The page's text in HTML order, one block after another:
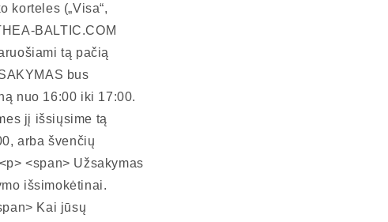
korteles („Visa“,
BALTIC.COM
tą pačią
bus
nuo 16:00 iki 17:00.
jį išsiųsime tą
arba švenčių
<span> Užsakymas
išsimokėtinai.
Kai jūsų